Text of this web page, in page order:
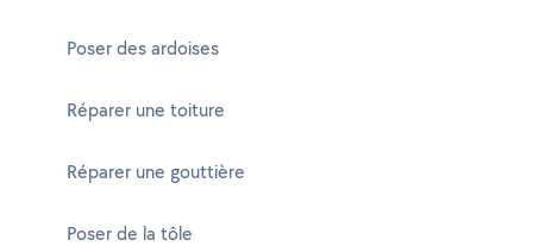
Poser des ardoises
Réparer une toiture
Réparer une gouttière
Poser de la tôle